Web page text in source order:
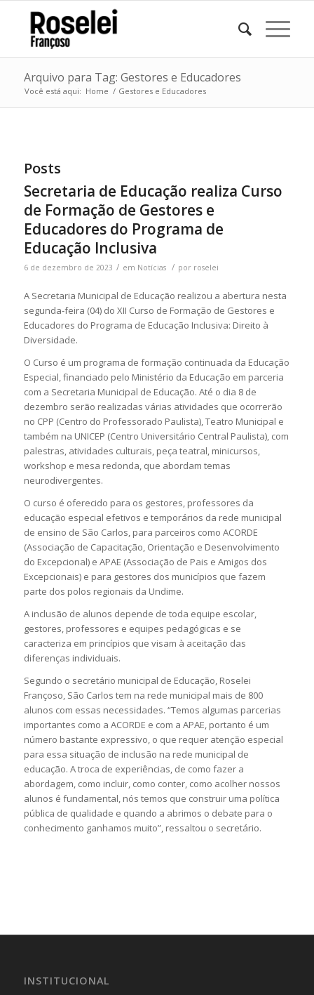
Arquivo para Tag: Gestores e Educadores
Você está aqui: Home / Gestores e Educadores
Posts
Secretaria de Educação realiza Curso
de Formação de Gestores e
Educadores do Programa de
Educação Inclusiva
6 de dezembro de 2023 / em Notícias / por roselei
A Secretaria Municipal de Educação realizou a abertura nesta
segunda-feira (04) do XII Curso de Formação de Gestores e
Educadores do Programa de Educação Inclusiva: Direito à
Diversidade.
O Curso é um programa de formação continuada da Educação
Especial, financiado pelo Ministério da Educação em parceria
com a Secretaria Municipal de Educação. Até o dia 8 de
dezembro serão realizadas várias atividades que ocorrerão
no CPP (Centro do Professorado Paulista), Teatro Municipal e
também na UNICEP (Centro Universitário Central Paulista), com
palestras, atividades culturais, peça teatral, minicursos,
workshop e mesa redonda, que abordam temas
neurodivergentes.
O curso é oferecido para os gestores, professores da
educação especial efetivos e temporários da rede municipal
de ensino de São Carlos, para parceiros como ACORDE
(Associação de Capacitação, Orientação e Desenvolvimento
do Excepcional) e APAE (Associação de Pais e Amigos dos
Excepcionais) e para gestores dos municípios que fazem
parte dos polos regionais da Undime.
A inclusão de alunos depende de toda equipe escolar,
gestores, professores e equipes pedagógicas e se
caracteriza em princípios que visam à aceitação das
diferenças individuais.
Segundo o secretário municipal de Educação, Roselei
Françoso, São Carlos tem na rede municipal mais de 800
alunos com essas necessidades. “Temos algumas parcerias
importantes como a ACORDE e com a APAE, portanto é um
número bastante expressivo, o que requer atenção especial
para essa situação de inclusão na rede municipal de
educação. A troca de experiências, de como fazer a
abordagem, como incluir, como conter, como acolher nossos
alunos é fundamental, nós temos que construir uma política
pública de qualidade e quando a abrimos o debate para o
conhecimento ganhamos muito”, ressaltou o secretário.
INSTITUCIONAL